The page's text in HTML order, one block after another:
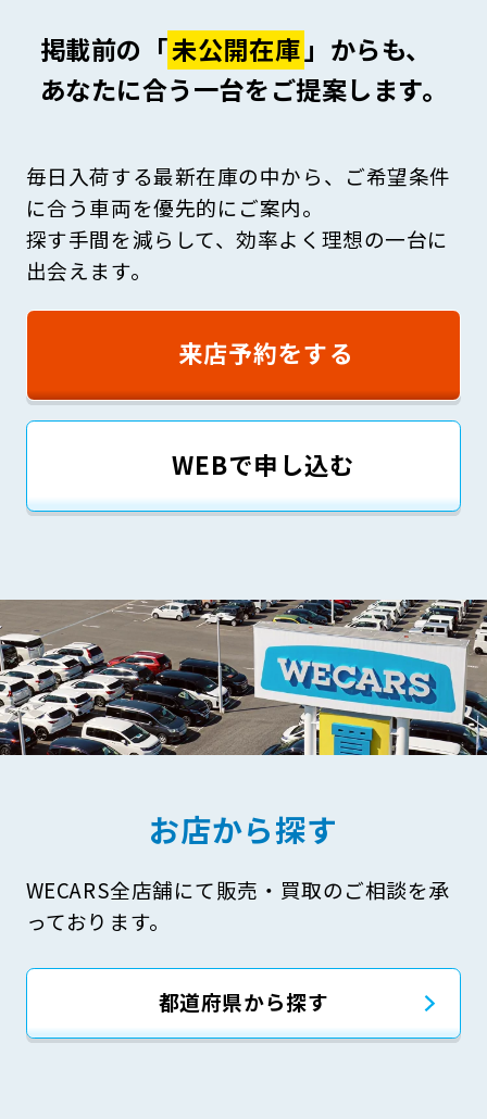
掲載前の「未公開在庫」からも、
あなたに合う一台をご提案します。
毎日入荷する最新在庫の中から、ご希望条件
に合う車両を優先的にご案内。
探す手間を減らして、効率よく理想の一台に
出会えます。
来店予約をする
WEBで申し込む
お店から探す
WECARS全店舗にて販売・買取のご相談を承
っております。
都道府県から探す